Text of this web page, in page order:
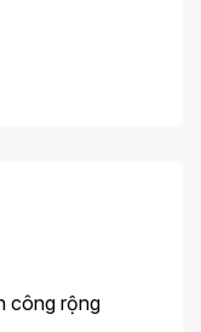
công rộng